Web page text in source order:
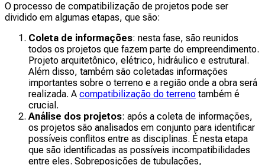
O processo de compatibilização de projetos pode ser
dividido em algumas etapas, que são:
Coleta de informações: nesta fase, são reunidos
todos os projetos que fazem parte do empreendimento.
Projeto arquitetônico, elétrico, hidráulico e estrutural.
Além disso, também são coletadas informações
importantes sobre o terreno e a região onde a obra será
realizada. A compatibilização do terreno também é
crucial.
Análise dos projetos: após a coleta de informações,
os projetos são analisados em conjunto para identificar
possíveis conflitos entre as disciplinas. É nesta etapa
que são identificadas as possíveis incompatibilidades
entre eles. Sobreposições de tubulações,